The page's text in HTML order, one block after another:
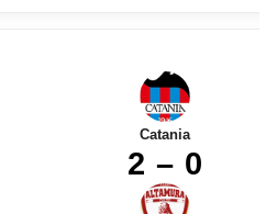
Catania
2 – 0